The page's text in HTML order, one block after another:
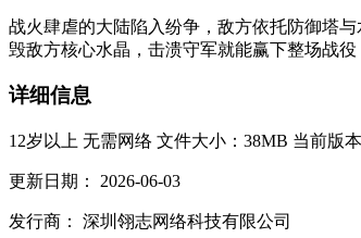
战火肆虐的大陆陷入纷争，敌方依托防御塔
毁敌方核心水晶，击溃守军就能赢下整场战役
详细信息
12岁以上 无需网络 文件大小：38MB 当前版
更新日期： 2026-06-03
发行商： 深圳翎志网络科技有限公司